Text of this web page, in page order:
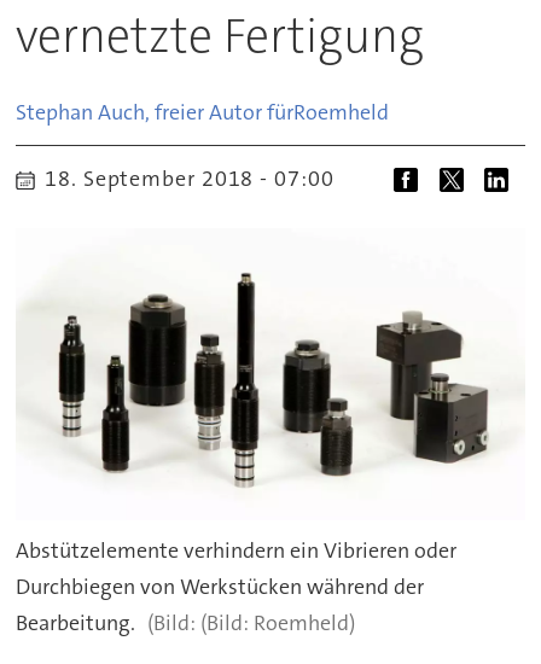
vernetzte Fertigung
Stephan Auch, freier Autor fürRoemheld
18. September 2018 - 07:00
Abstützelemente verhindern ein Vibrieren oder
Durchbiegen von Werkstücken während der
Bearbeitung.
(Bild: Roemheld)